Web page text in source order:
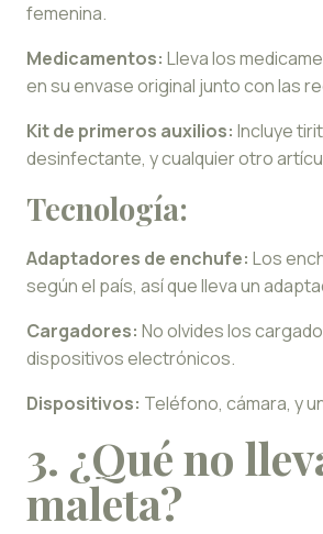
femenina.
Medicamentos: Lleva los
en su envase original junto con las
Kit de primeros auxilios: Incluye
desinfectante, y cualquier otro
Tecnología:
Adaptadores de enchufe: Los
según el país, así que lleva un
Cargadores: No olvides los
dispositivos electrónicos.
Dispositivos: Teléfono, cámara, y
3. ¿Qué no
maleta?